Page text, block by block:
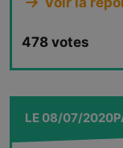
478 votes
LE08/07/2020